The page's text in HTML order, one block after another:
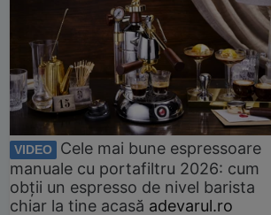
VIDEO
Cele mai bune espressoare
manuale cu portafiltru 2026: cum
obții un espresso de nivel barista
chiar la tine acasă adevarul.ro